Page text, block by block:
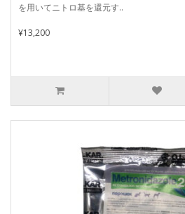
を用いてニトロ基を還元す..
¥13,200